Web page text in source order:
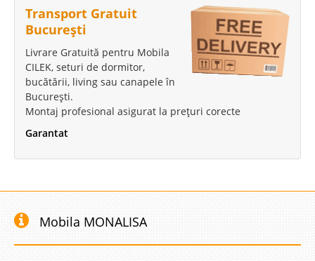
Stoc Epuizat - Indisponibil
Adauga la Favorite
Transport Gratuit
București
Livrare Gratuită pentru Mobila
CILEK, seturi de dormitor,
bucătării, living sau canapele în
București.
Montaj profesional asigurat la prețuri corecte
Garantat
Mobila MONALISA